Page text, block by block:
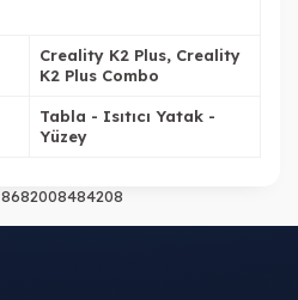
Creality K2 Plus, Creality
K2 Plus Combo
Tabla - Isıtıcı Yatak -
Yüzey
8682008484208